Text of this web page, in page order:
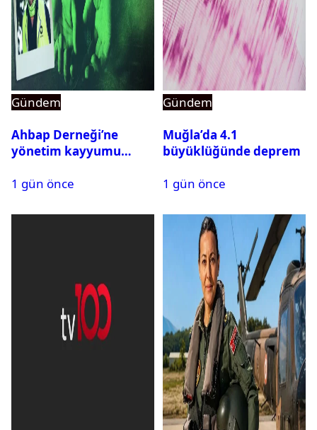
Gündem
Ahbap Derneği’ne
yönetim kayyumu
açıldı
1 gün önce
Gündem
Muğla’da 4.1
büyüklüğünde deprem
1 gün önce